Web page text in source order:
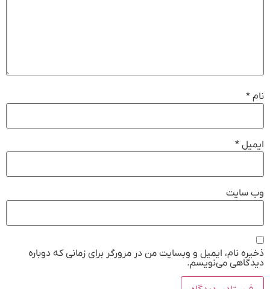
نام *
ایمیل *
وب‌ سایت
ذخیره نام، ایمیل و وبسایت من در مرورگر برای زمانی که دوباره
دیدگاهی می‌نویسم.